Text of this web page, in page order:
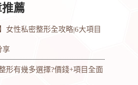
薦
女性私密整形全攻略|6大項目
享
形有幾多選擇?價錢+項目全面